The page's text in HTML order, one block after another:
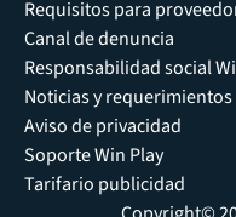
Requisitos para
Canal de denuncia
Responsabilidad social
Noticias y
Aviso de privacidad
Soporte Win Play
Tarifario publicidad